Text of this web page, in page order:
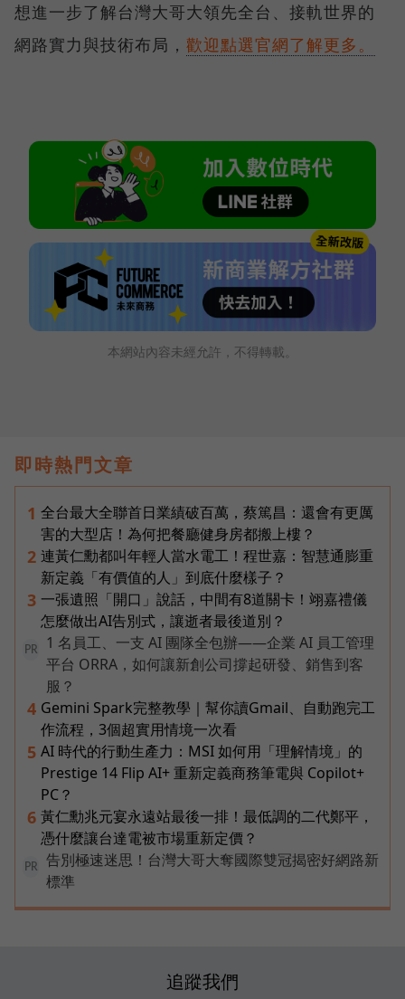
想進一步了解台灣大哥大領先全台、接軌世界的
網路實力與技術布局， 歡迎點選官網了解更多。
本網站內容未經允許，不得轉載。
即時熱門文章
1 全台最大全聯首日業績破百萬，蔡篤昌：還會有更厲
害的大型店！為何把餐廳健身房都搬上樓？
2 連黃仁勳都叫年輕人當水電工！程世嘉：智慧通膨重
新定義「有價值的人」到底什麼樣子？
3 一張遺照「開口」說話，中間有8道關卡！翊嘉禮儀
怎麼做出AI告別式，讓逝者最後道別？
PR
1 名員工、一支 AI 團隊全包辦——企業 AI 員工管理
平台 ORRA，如何讓新創公司撐起研發、銷售到客
服？
4 Gemini Spark完整教學｜幫你讀Gmail、自動跑完工
作流程，3個超實用情境一次看
5 AI 時代的行動生產力：MSI 如何用「理解情境」的
Prestige 14 Flip AI+ 重新定義商務筆電與 Copilot+
PC？
6 黃仁勳兆元宴永遠站最後一排！最低調的二代鄭平，
憑什麼讓台達電被市場重新定價？
PR
告別極速迷思！台灣大哥大奪國際雙冠揭密好網路新
標準
追蹤我們